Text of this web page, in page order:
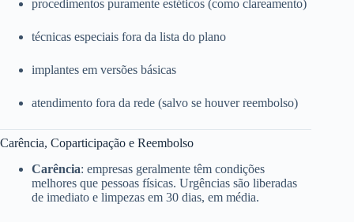
procedimentos puramente estéticos (como clareamento)
técnicas especiais fora da lista do plano
implantes em versões básicas
atendimento fora da rede (salvo se houver reembolso)
Carência, Coparticipação e Reembolso
Carência: empresas geralmente têm condições
melhores que pessoas físicas. Urgências são liberadas
de imediato e limpezas em 30 dias, em média.